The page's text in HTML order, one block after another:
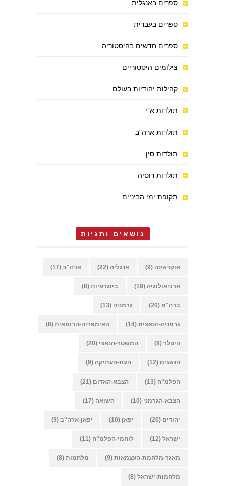
ספרים באנגלית
ספרים בעברית
ספרים חדשים בהיסטוריה
צילומים היסטוריים
קהילות יהודיות בעולם
תולדות א"י
תולדות ארה"ב
תולדות סין
תולדות רוסיה
תקופת ימי הביניים
נושאים ותגיות
אוקראינה (9) אנגליה (22) ארה"ב (17)
ארכיאולוגיה (19) ביוגרפיות (8)
ברה"מ (20) גרמניה (13)
גרמניה-הנאצית (14) האימפריה-הרומאית (8)
היטלר (8) המשטר-הנאצי (20)
הנאצים (12) העת-העתיקה (9)
הפלמ"ח (13) הצבא-האדום (21)
הצבא-הגרמני (10) השואה (17)
יהודים (20) יפאן (10) יפאן-ארה"ב (9)
ישראל (12) לוחמי-הפלמ"ח (11)
מאגר-מלחמת-העצמאות (9) מלחמות (8)
מלחמות-ישראל (8)